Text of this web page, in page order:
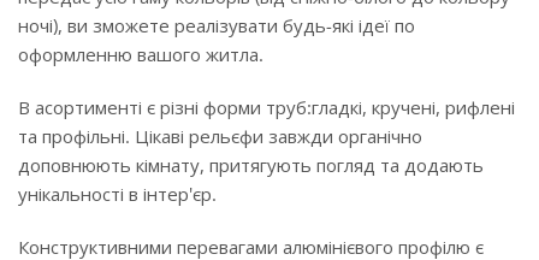
ночі), ви зможете реалізувати будь-які ідеї по
оформленню вашого житла.
В асортименті є різні форми труб:гладкі, кручені, рифлені
та профільні. Цікаві рельєфи завжди органічно
доповнюють кімнату, притягують погляд та додають
унікальності в інтер'єр.
Конструктивними перевагами алюмінієвого профілю є